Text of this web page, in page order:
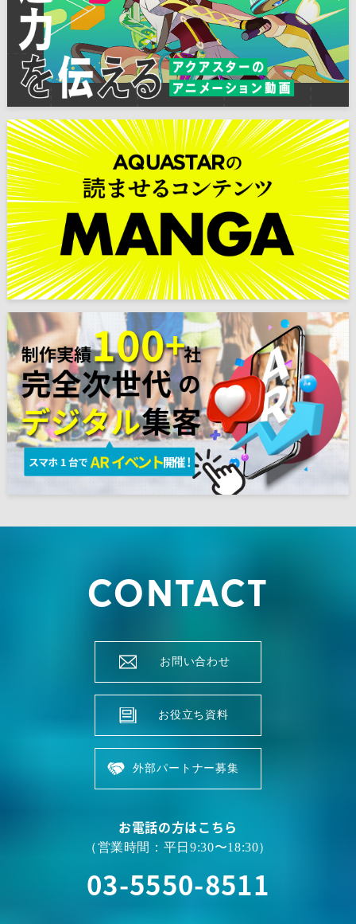
CONTACT
お問い合わせ
お役立ち資料
外部パートナー募集
お電話の方はこちら
（営業時間：平日9:30〜18:30）
03-5550-8511